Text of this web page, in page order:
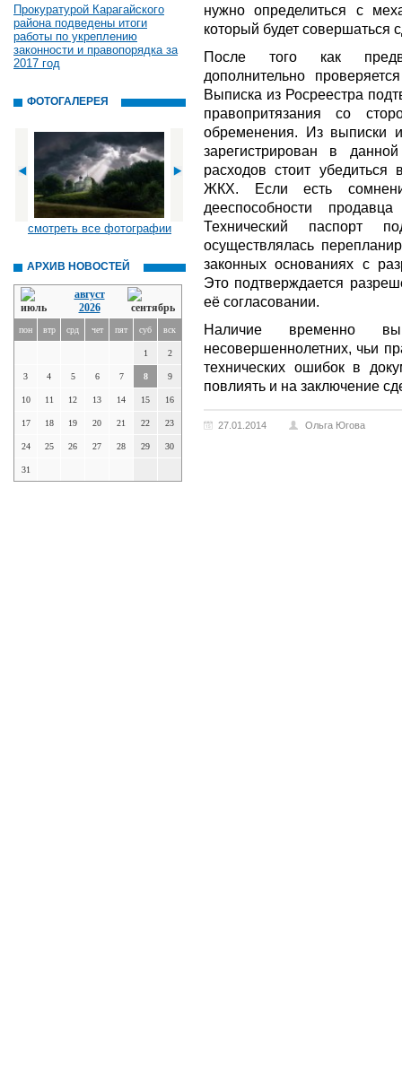
Прокуратурой Карагайского
района подведены итоги
работы по укреплению
законности и правопорядка за
2017 год
ФОТОГАЛЕРЕЯ
смотреть все фотографии
АРХИВ НОВОСТЕЙ
август
2026
пон втр срд чет пят суб вск
1 2
3 4 5 6 7 8 9
10 11 12 13 14 15 16
17 18 19 20 21 22 23
24 25 26 27 28 29 30
31
нужно определиться с
который будет совершаться
После того как
дополнительно
Выписка из Росреестра
правопритязания со
обременения. Из выписки
зарегистрирован в
расходов стоит убедиться
ЖКХ. Если есть
дееспособности
Технический паспорт
осуществлялась
законных основаниях с
Это подтверждается
её согласовании.
Наличие временно
несовершеннолетних, чьи
технических ошибок в
повлиять и на заключение
27.01.2014 Ольга Югова